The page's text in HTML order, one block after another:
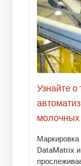
Узнайте о
молочных
Маркировка
DataMatrix